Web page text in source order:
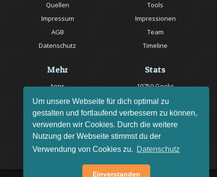
Um unsere Webseite für dich optimal zu
gestalten und fortlaufend verbessern zu können,
verwenden wir Cookies. Durch die weitere
Nutzung der Webseite stimmst du der
Verwendung von Cookies zu. Datenschutz
Einverstanden
Quellen
Impressum
AGB
Datenschutz
Tools
Impressionen
Team
Timeline
Mehr
Apps
Jobs
Livestream
Bug melden
Rätsel des Tages
Stats
10750 Geeks
20057 Rätsel online
150 Quizfragen online